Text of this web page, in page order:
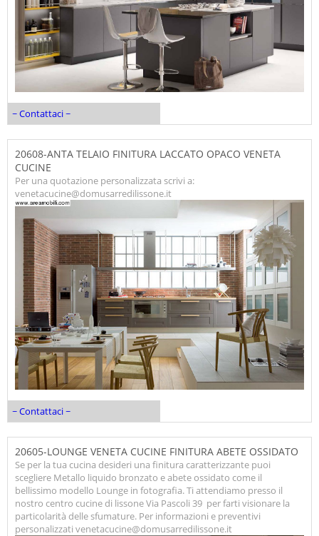
~ Contattaci ~
20608-ANTA TELAIO FINITURA LACCATO OPACO VENETA
CUCINE
Per una quotazione personalizzata scrivi a:
venetacucine@domusarredilissone.it
~ Contattaci ~
20605-LOUNGE VENETA CUCINE FINITURA ABETE OSSIDATO
Se per la tua cucina desideri una finitura caratterizzante puoi
scegliere Metallo liquido bronzato e abete ossidato come il
bellissimo modello Lounge in fotografia. Ti attendiamo presso il
nostro centro cucine di lissone Via Pascoli 39 per farti visionare la
particolarità delle sfumature. Per informazioni e preventivi
personalizzati venetacucine@domusarredilissone.it